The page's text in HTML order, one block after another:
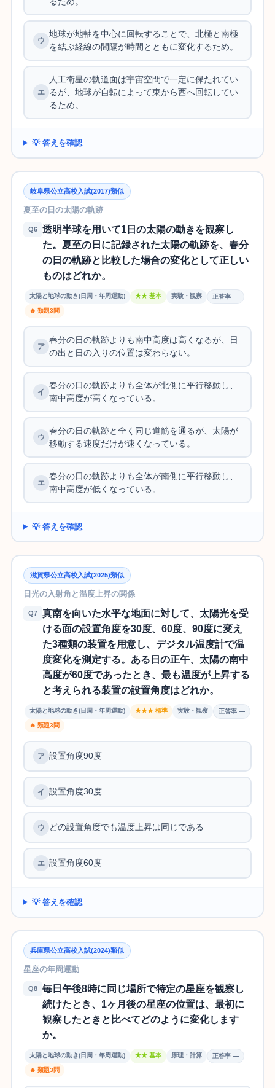
地球が地軸を中心に回転することで、北極と南極
を結ぶ経線の間隔が時間とともに変化するため。
人工衛星の軌道面は宇宙空間で一定に保たれてい
るが、地球が自転によって東から西へ回転してい
るため。
💡 答えを確認
岐阜県公立高校入試(2017)類似
夏至の日の太陽の軌跡
Q6
透明半球を用いて1日の太陽の動きを観察し
た。夏至の日に記録された太陽の軌跡を、春分
の日の軌跡と比較した場合の変化として正しい
ものはどれか。
太陽と地球の動き(日周・年周運動) ★★ 基本 実験・観察 正答率 —
🔥 類題3問
春分の日の軌跡よりも南中高度は高くなるが、日
の出と日の入りの位置は変わらない。
春分の日の軌跡よりも全体が北側に平行移動し、
南中高度が高くなっている。
春分の日の軌跡と全く同じ道筋を通るが、太陽が
移動する速度だけが速くなっている。
春分の日の軌跡よりも全体が南側に平行移動し、
南中高度が低くなっている。
💡 答えを確認
滋賀県公立高校入試(2025)類似
日光の入射角と温度上昇の関係
Q7
真南を向いた水平な地面に対して、太陽光を受
ける面の設置角度を30度、60度、90度に変え
た3種類の装置を用意し、デジタル温度計で温
度変化を測定する。ある日の正午、太陽の南中
高度が60度であったとき、最も温度が上昇する
と考えられる装置の設置角度はどれか。
太陽と地球の動き(日周・年周運動) ★★★ 標準 実験・観察 正答率 —
🔥 類題3問
設置角度90度
設置角度30度
どの設置角度でも温度上昇は同じである
設置角度60度
💡 答えを確認
兵庫県公立高校入試(2024)類似
星座の年周運動
Q8
毎日午後8時に同じ場所で特定の星座を観察し
続けたとき、1ヶ月後の星座の位置は、最初に
観察したときと比べてどのように変化します
か。
太陽と地球の動き(日周・年周運動) ★★ 基本 原理・計算 正答率 —
🔥 類題3問